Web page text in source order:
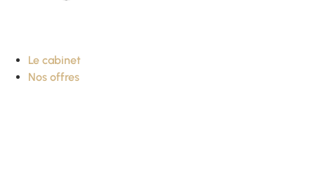
Le cabinet
Nos offres